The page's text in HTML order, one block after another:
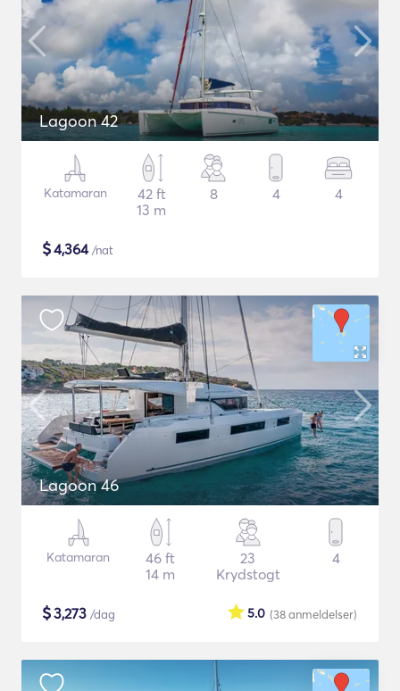
Lagoon 42
Katamaran
42 ft
13 m
8 4 4
$4,364/nat
Lagoon 46
Katamaran
46 ft
14 m
23
Krydstogt
4
$3,273 /dag (38anmeldelser)
5.0